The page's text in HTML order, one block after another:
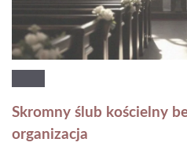
Skromny ślub kościelny
organizacja